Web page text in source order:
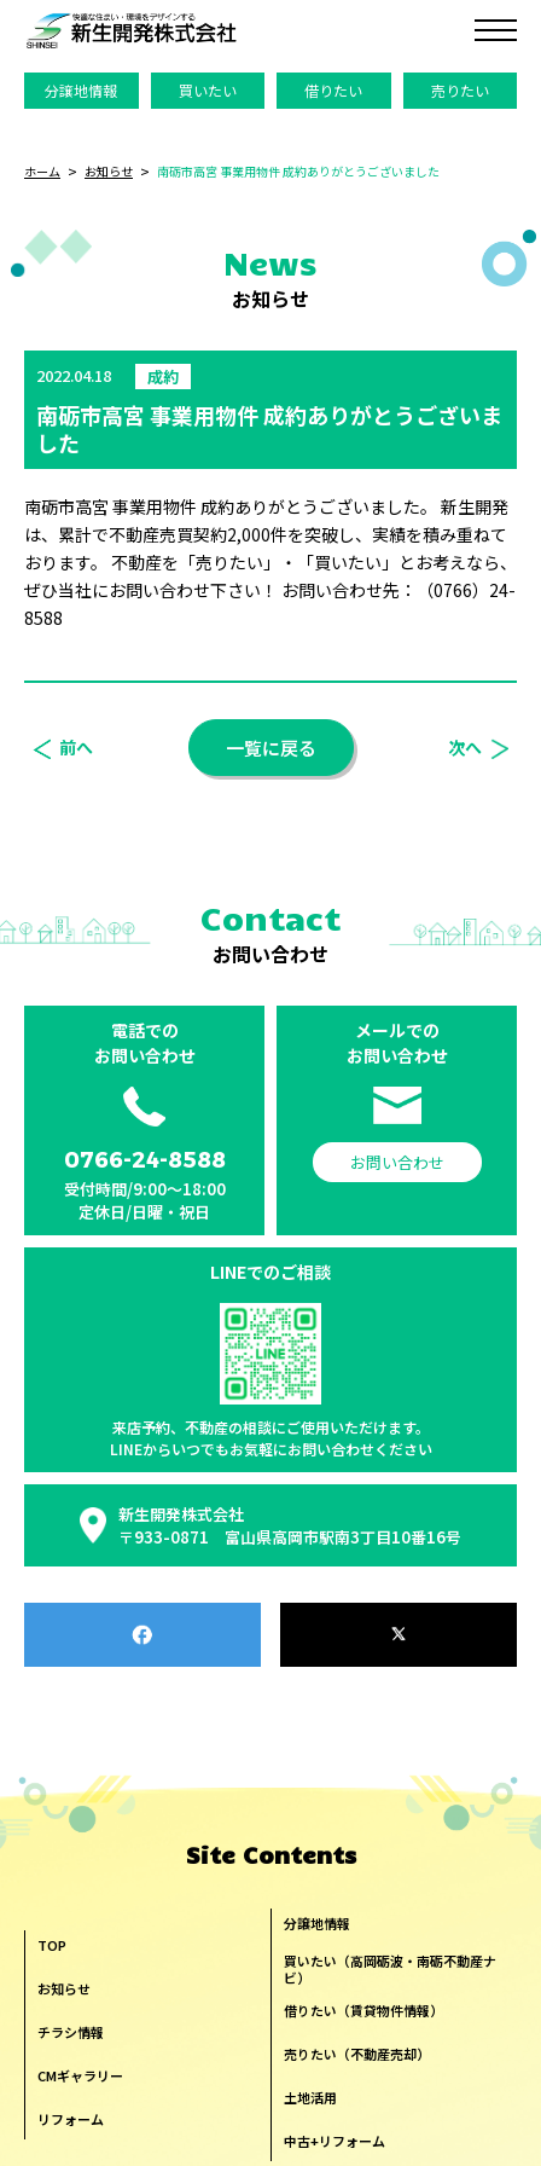
分譲地情報 買いたい 借りたい 売りたい
ホーム お知らせ 南砺市高宮 事業用物件 成約ありがとうございました
News
お知らせ
2022.04.18 成約
南砺市高宮 事業用物件 成約ありがとうございま
した
南砺市高宮 事業用物件 成約ありがとうございました。 新生開発
は、累計で不動産売買契約2,000件を突破し、実績を積み重ねて
おります。 不動産を「売りたい」・「買いたい」とお考えなら、
ぜひ当社にお問い合わせ下さい！ お問い合わせ先：（0766）24-
8588
前へ 一覧に戻る 次へ
Contact
お問い合わせ
電話での
お問い合わせ
0766-24-8588
受付時間/9:00〜18:00
定休日/日曜・祝日
メールでの
お問い合わせ
お問い合わせ
LINEでのご相談
来店予約、不動産の相談にご使用いただけます。
LINEからいつでもお気軽にお問い合わせください
新生開発株式会社
〒933-0871 富山県高岡市駅南3丁目10番16号
Site Contents
TOP
お知らせ
チラシ情報
CMギャラリー
リフォーム
分譲地情報
買いたい（高岡砺波・南砺不動産ナ
ビ）
借りたい（賃貸物件情報）
売りたい（不動産売却）
土地活用
中古+リフォーム